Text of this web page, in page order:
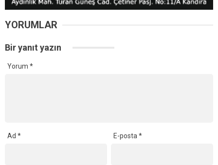
YORUMLAR
Bir yanıt yazın
Yorum *
Ad * E-posta*